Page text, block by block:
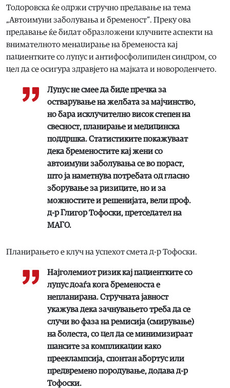
Тодоровска ќе одржи стручно предавање на тема
„Автоимуни заболувања и бременост“. Преку ова
предавање ќе бидат образложени клучните аспекти на
внимателното менаџирање на бременоста кај
пациентките со лупус и антифосфолипиден синдром, со
цел да се осигура здравјето на мајката и новороденчето.
Лупус не смее да биде пречка за
остварување на желбата за мајчинство,
но бара исклучително висок степен на
свесност, планирање и медицинска
поддршка. Статистиките покажуваат
дека бременостите кај жени со
автоимуни заболувања се во пораст,
што ја наметнува потребата од гласно
зборување за ризиците, но и за
можностите и решенијата, вели проф.
д-р Глигор Тофоски, претседател на
МАГО.
Планирањето е клуч на успехот смета д-р Тофоски.
Најголемиот ризик кај пациентките со
лупус доаѓа кога бременоста е
непланирана. Стручната јавност
укажува дека зачнувањето треба да се
случи во фаза на ремисија (смирување)
на болеста, со цел да се минимизираат
шансите за компликации како
прееклампсија, спонтан абортус или
предвремено породување, додава д-р
Тофоски.